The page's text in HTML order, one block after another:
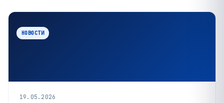
НОВОСТИ
19.05.2026